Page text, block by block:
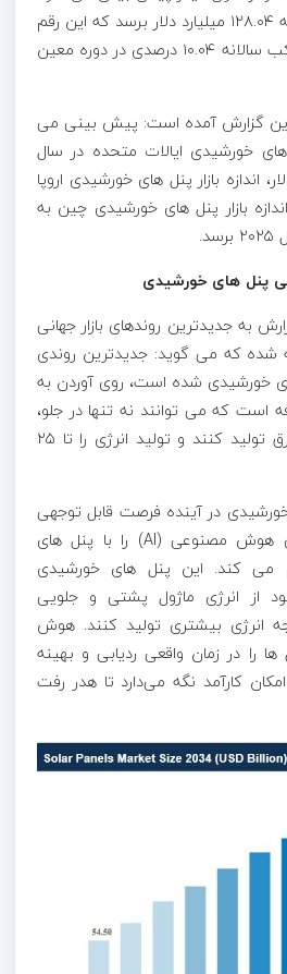
اندازه بازار تا سال ۲۰۳۴ به ۱۲۸.۰۴ میلیارد دلار برسد که این رقم
نشان‌ دهنده نرخ رشد مرکب سالانه ۱۰.۰۴ درصدی در دوره معین
این گزارش آمده است: پیش‌ بینی می‌
های خورشیدی ایالات متحده در سال
میلیارد دلار، اندازه بازار پنل‌ های خورشیدی اروپا
دلار و اندازه بازار پنل‌ های خورشیدی چین به
پنل های خورشیدی
به جدیدترین روندهای بازار جهانی
شده که می گوید: جدیدترین روندی
خورشیدی شده است، روی آوردن به
است که می‌ توانند نه تنها در جلو،
بلکه در پشت پنل نیز برق تولید کنند و تولید انرژی را تا ۲۵
در آینده فرصت قابل توجهی
خواهد داشت که فناوری هوش مصنوعی (AI) را با پنل‌ های
می ‌کند. این پنل‌ های خورشیدی
از انرژی ماژول پشتی و جلویی
انرژی بیشتری تولید کنند. هوش
را در زمان واقعی ردیابی و بهینه
کارآمد نگه می‌دارد تا هدر رفت